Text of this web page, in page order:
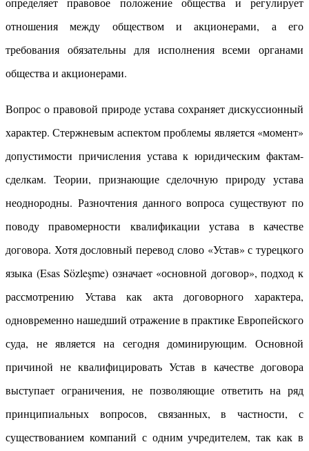
отношения между обществом и акционерами, а его
требования обязательны для исполнения всеми органами
общества и акционерами.
Вопрос о правовой природе устава сохраняет дискуссионный
характер. Стержневым аспектом проблемы является «момент»
допустимости причисления устава к юридическим фактам-
сделкам. Теории, признающие сделочную природу устава
неоднородны. Разночтения данного вопроса существуют по
поводу правомерности квалификации устава в качестве
договора. Хотя дословный перевод слово «Устав» с турецкого
языка (Esas Sözleşme) означает «основной договор», подход к
рассмотрению Устава как акта договорного характера,
одновременно нашедший отражение в практике Европейского
суда, не является на сегодня доминирующим. Основной
причиной не квалифицировать Устав в качестве договора
выступает ограничения, не позволяющие ответить на ряд
принципиальных вопросов, связанных, в частности, с
существованием компаний с одним учредителем, так как в